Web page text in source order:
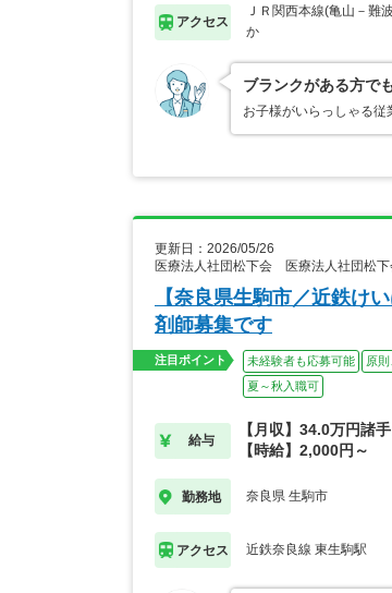
アクセス
ＪＲ関西本線(亀山－難
か
ブランクがある方で
お子様がいらっしゃる従
更新日：2026/05/26
医療法人社団松下会 医療法人社団松下
【奈良県生駒市／近鉄け
剤師募集です
注目ポイント 未経験者も応募可能 原
夏～秋入職可
給与
【月収】34.0万円諸
【時給】2,000円～
勤務地 奈良県 生駒市
アクセス 近鉄奈良線 東生駒駅